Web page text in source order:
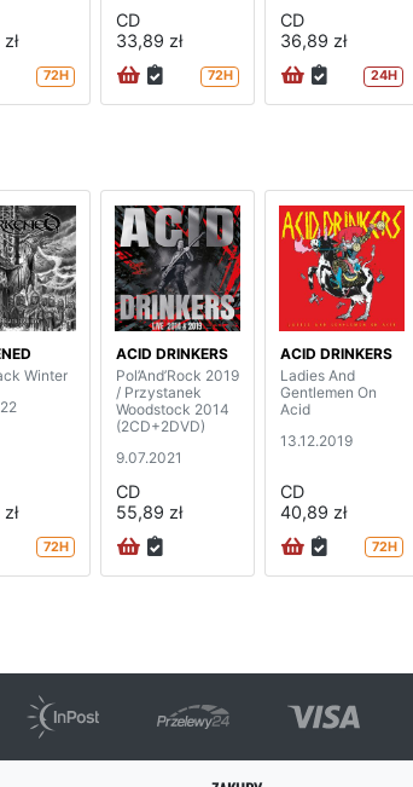
72H
CD
33,89 zł
72H
CD
36,89 zł
24H
Winter
72H
ACID DRINKERS
Pol’And’Rock 2019
/ Przystanek
Woodstock 2014
(2CD+2DVD)
9.07.2021
CD
55,89 zł
ACID DRINKERS
Ladies And
Gentlemen On
Acid
13.12.2019
CD
40,89 zł
72H